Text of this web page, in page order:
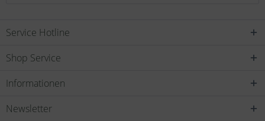
Service Hotline
Shop Service
Informationen
Newsletter